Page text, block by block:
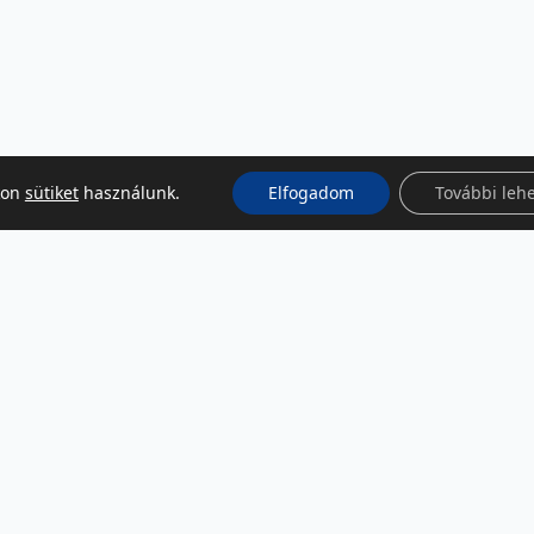
sütikethasználunk. Elfogadom További